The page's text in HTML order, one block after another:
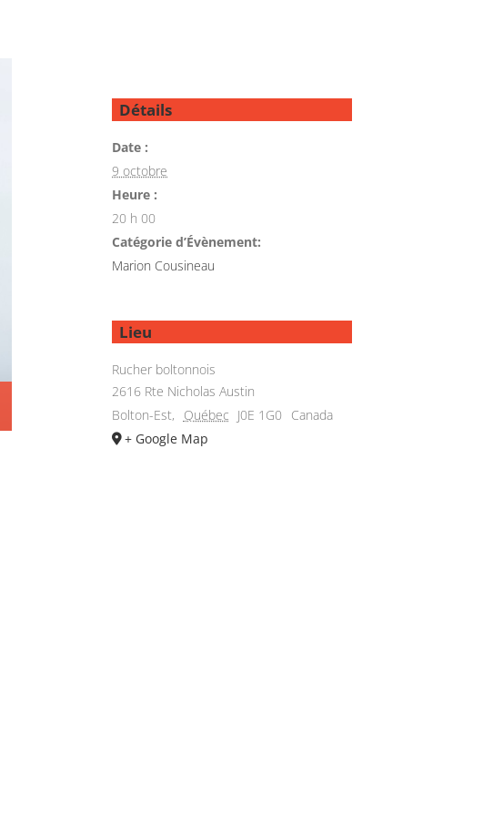
Détails
Date :
9 octobre
Heure :
20 h 00
Catégorie d’Évènement:
Marion Cousineau
Lieu
Rucher boltonnois
2616 Rte Nicholas Austin
Bolton-Est, Québec J0E 1G0
Canada
+ Google Map